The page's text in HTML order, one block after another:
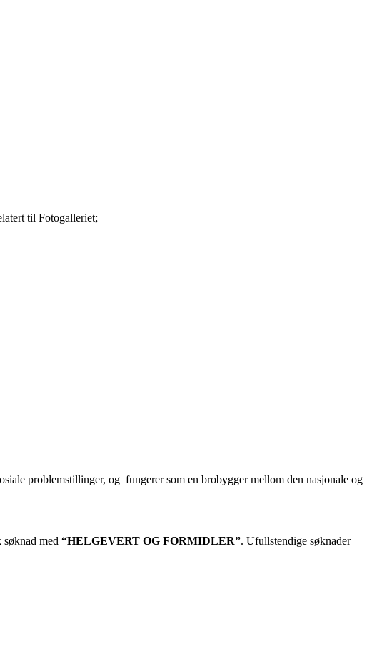
til Fotogalleriet;
problemstillinger, og fungerer som en brobygger mellom den nasjonale og
søknad med “HELGEVERT OG FORMIDLER”. Ufullstendige søknader